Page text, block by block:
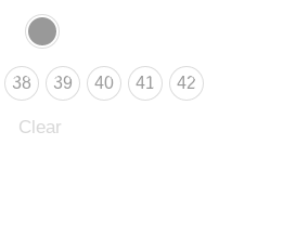
38 39 40 41 42
Clear